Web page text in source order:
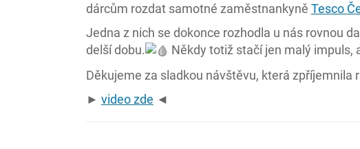
dárcům rozdat samotné zaměstnankyně Tesco
Jedna z nich se dokonce rozhodla u nás rovnou
delší dobu.
Někdy totiž stačí jen malý impuls,
Děkujeme za sladkou návštěvu, která zpříjemnila
► video zde ◄